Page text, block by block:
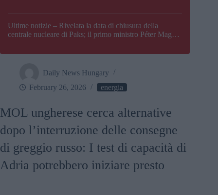
Ultime notizie – Rivelata la data di chiusura della
centrale nucleare di Paks; il primo ministro Péter Magyar
Daily News Hungary
February 26, 2026
energia
MOL ungherese cerca alternative
dopo l’interruzione delle consegne
di greggio russo: I test di capacità di
Adria potrebbero iniziare presto